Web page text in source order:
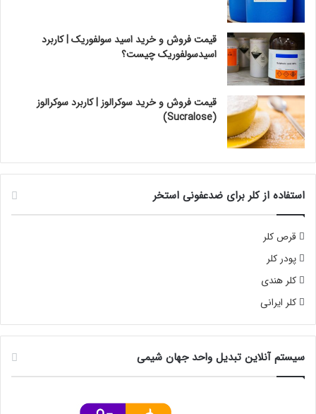
قیمت فروش و خرید اسید سولفوریک | کاربرد
اسیدسولفوریک چیست؟
قیمت فروش و خرید سوکرالوز | کاربرد سوکرالوز
(Sucralose)
استفاده از کلر برای ضدعفونی استخر
قرص کلر
پودر کلر
کلر هندی
کلر ایرانی
سیستم آنلاین تبدیل واحد جهان شیمی